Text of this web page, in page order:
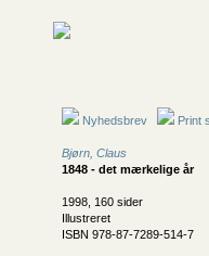
Nyhedsbrev Print
Bjørn, Claus
1848 - det mærkelige år
1998, 160 sider
Illustreret
ISBN 978-87-7289-514-7